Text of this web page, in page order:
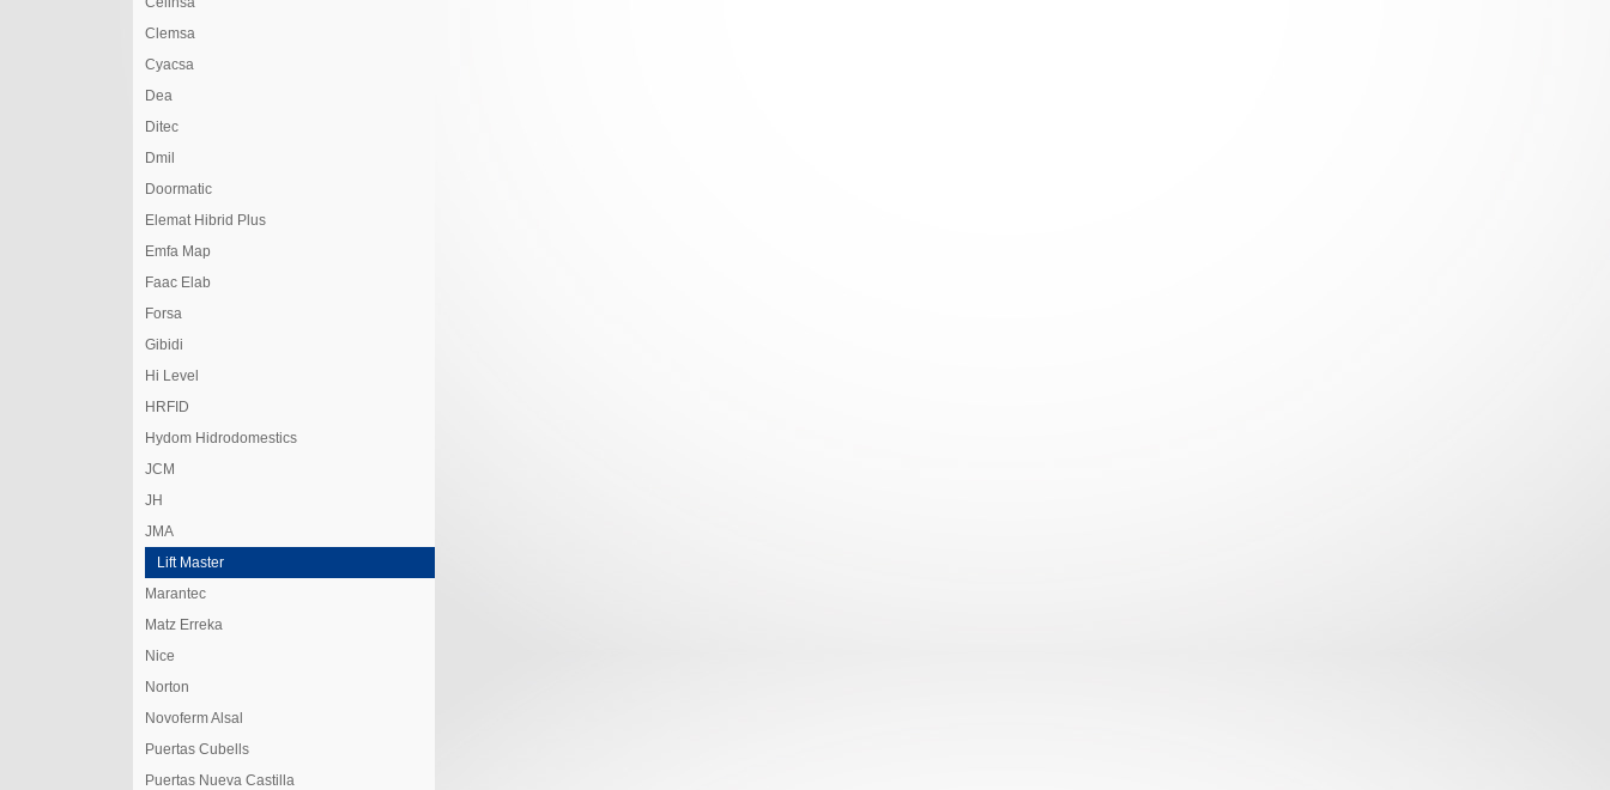
Clemsa
Cyacsa
Dea
Ditec
Dmil
Doormatic
Elemat Hibrid Plus
Emfa Map
Faac Elab
Forsa
Gibidi
Hi Level
HRFID
Hydom Hidrodomestics
JCM
JH
JMA
Lift Master
Marantec
Matz Erreka
Nice
Norton
Novoferm Alsal
Puertas Cubells
Puertas Nueva Castilla